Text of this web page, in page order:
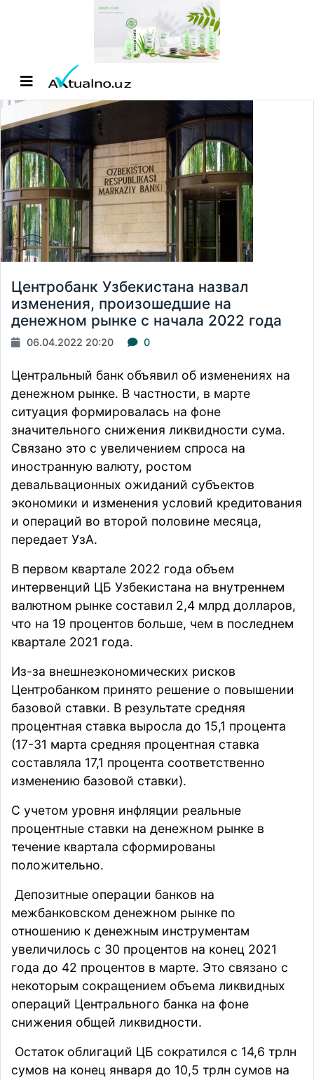
Центробанк Узбекистана назвал
изменения, произошедшие на
денежном рынке с начала 2022 года
06.04.2022 20:20 0
Центральный банк объявил об изменениях на
денежном рынке. В частности, в марте
ситуация формировалась на фоне
значительного снижения ликвидности сума.
Связано это с увеличением спроса на
иностранную валюту, ростом
девальвационных ожиданий субъектов
экономики и изменения условий кредитования
и операций во второй половине месяца,
передает УзА.
В первом квартале 2022 года объем
интервенций ЦБ Узбекистана на внутреннем
валютном рынке составил 2,4 млрд долларов,
что на 19 процентов больше, чем в последнем
квартале 2021 года.
Из-за внешнеэкономических рисков
Центробанком принято решение о повышении
базовой ставки. В результате средняя
процентная ставка выросла до 15,1 процента
(17-31 марта средняя процентная ставка
составляла 17,1 процента соответственно
изменению базовой ставки).
С учетом уровня инфляции реальные
процентные ставки на денежном рынке в
течение квартала сформированы
положительно.
Депозитные операции банков на
межбанковском денежном рынке по
отношению к денежным инструментам
увеличилось с 30 процентов на конец 2021
года до 42 процентов в марте. Это связано с
некоторым сокращением объема ликвидных
операций Центрального банка на фоне
снижения общей ликвидности.
Остаток облигаций ЦБ сократился с 14,6 трлн
сумов на конец января до 10,5 трлн сумов на